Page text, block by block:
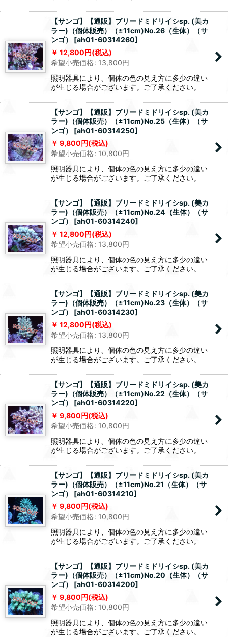
【サンゴ】【通販】ブリードミドリイシsp. (美カ
ラー)（個体販売）（±11cm)No.26（生体）（サ
ンゴ）
[ah01-60314260]
12,800円(税込)
希望小売価格: 13,800円
照明器具により、個体の色の見え方に多少の違い
が生じる場合がございます。ご了承ください。
【サンゴ】【通販】ブリードミドリイシsp. (美カ
ラー)（個体販売）（±11cm)No.25（生体）（サ
ンゴ）
[ah01-60314250]
9,800円(税込)
希望小売価格: 10,800円
照明器具により、個体の色の見え方に多少の違い
が生じる場合がございます。ご了承ください。
【サンゴ】【通販】ブリードミドリイシsp. (美カ
ラー)（個体販売）（±11cm)No.24（生体）（サ
ンゴ）
[ah01-60314240]
12,800円(税込)
希望小売価格: 13,800円
照明器具により、個体の色の見え方に多少の違い
が生じる場合がございます。ご了承ください。
【サンゴ】【通販】ブリードミドリイシsp. (美カ
ラー)（個体販売）（±11cm)No.23（生体）（サ
ンゴ）
[ah01-60314230]
12,800円(税込)
希望小売価格: 13,800円
照明器具により、個体の色の見え方に多少の違い
が生じる場合がございます。ご了承ください。
【サンゴ】【通販】ブリードミドリイシsp. (美カ
ラー)（個体販売）（±11cm)No.22（生体）（サ
ンゴ）
[ah01-60314220]
9,800円(税込)
希望小売価格: 10,800円
照明器具により、個体の色の見え方に多少の違い
が生じる場合がございます。ご了承ください。
【サンゴ】【通販】ブリードミドリイシsp. (美カ
ラー)（個体販売）（±11cm)No.21（生体）（サ
ンゴ）
[ah01-60314210]
9,800円(税込)
希望小売価格: 10,800円
照明器具により、個体の色の見え方に多少の違い
が生じる場合がございます。ご了承ください。
【サンゴ】【通販】ブリードミドリイシsp. (美カ
ラー)（個体販売）（±11cm)No.20（生体）（サ
ンゴ）
[ah01-60314200]
9,800円(税込)
希望小売価格: 10,800円
照明器具により、個体の色の見え方に多少の違い
が生じる場合がございます。ご了承ください。